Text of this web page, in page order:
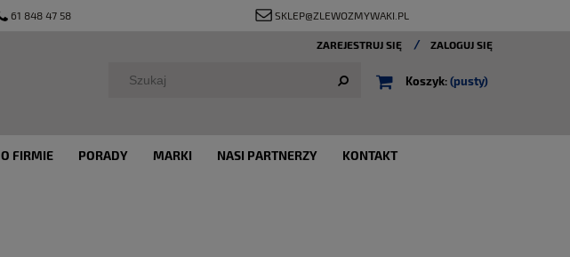
61 848 47 58 SKLEP@ZLEWOZMYWAKI.PL
ZAREJESTRUJ SIĘ ZALOGUJ SIĘ
Koszyk: (pusty)
O FIRMIE PORADY MARKI NASI PARTNERZY KONTAKT